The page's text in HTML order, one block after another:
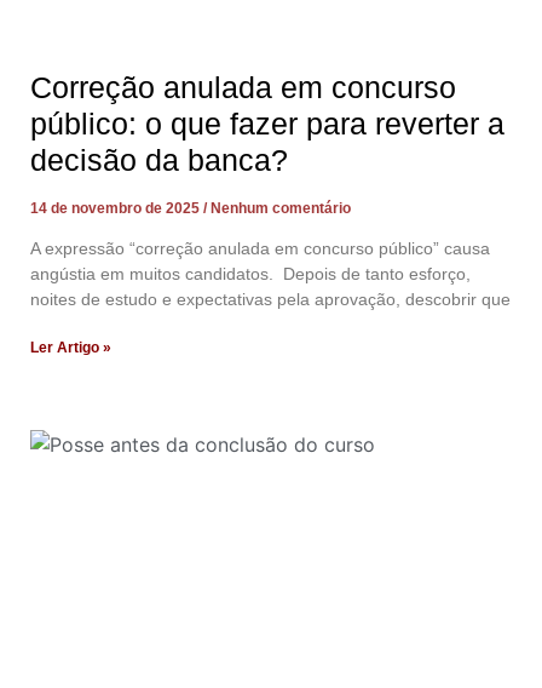
Correção anulada em concurso
público: o que fazer para reverter a
decisão da banca?
14 de novembro de 2025 Nenhum comentário
A expressão “correção anulada em concurso público” causa
angústia em muitos candidatos. Depois de tanto esforço,
noites de estudo e expectativas pela aprovação, descobrir que
Ler Artigo »